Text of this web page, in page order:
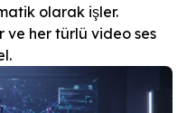
olarak işler.
ve her türlü video ses